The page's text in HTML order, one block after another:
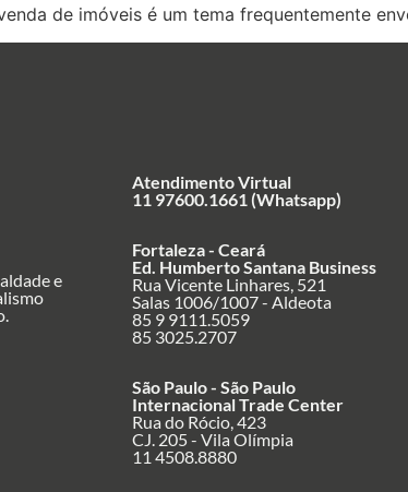
de imóveis é um tema frequentemente
e
Atendimento Virtual
11 97600.1661 (Whatsapp)
Fortaleza - Ceará
Ed. Humberto Santana Business
Rua Vicente Linhares, 521
Salas 1006/1007 - Aldeota
85 9 9111.5059
85 3025.2707
São Paulo - São Paulo
Internacional Trade Center
Rua do Rócio, 423
CJ. 205 - Vila Olímpia
11 4508.8880